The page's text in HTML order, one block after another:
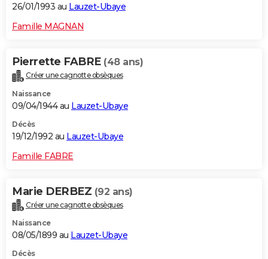
26/01/1993 au Lauzet-Ubaye
Famille MAGNAN
Pierrette FABRE (48 ans)
Créer une cagnotte obsèques
Naissance
09/04/1944 au Lauzet-Ubaye
Décès
19/12/1992 au Lauzet-Ubaye
Famille FABRE
Marie DERBEZ (92 ans)
Créer une cagnotte obsèques
Naissance
08/05/1899 au Lauzet-Ubaye
Décès